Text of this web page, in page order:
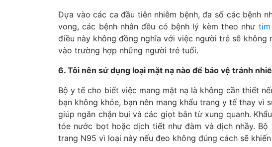
Dựa vào các ca đầu tiên nhiễm bệnh, đa số các bệnh
vong, các bệnh nhân đều có bệnh lý kèm theo như tim
điều này không đồng nghĩa với việc người trẻ sẽ không
vào trường hợp những người trẻ tuổi.
6. Tôi nên sử dụng loại mặt nạ nào để bảo vệ tránh
Bộ y tế cho biết việc mang mặt nạ là không cần thiết
bạn không khỏe, bạn nên mang khẩu trang y tế thay vì
giúp ngăn chặn bụi và các giọt bắn từ xung quanh.
tóe nước bọt hoặc dịch tiết như đàm và dịch nhầy.
trang N95 vì loại này nếu đeo không đúng cách sẽ